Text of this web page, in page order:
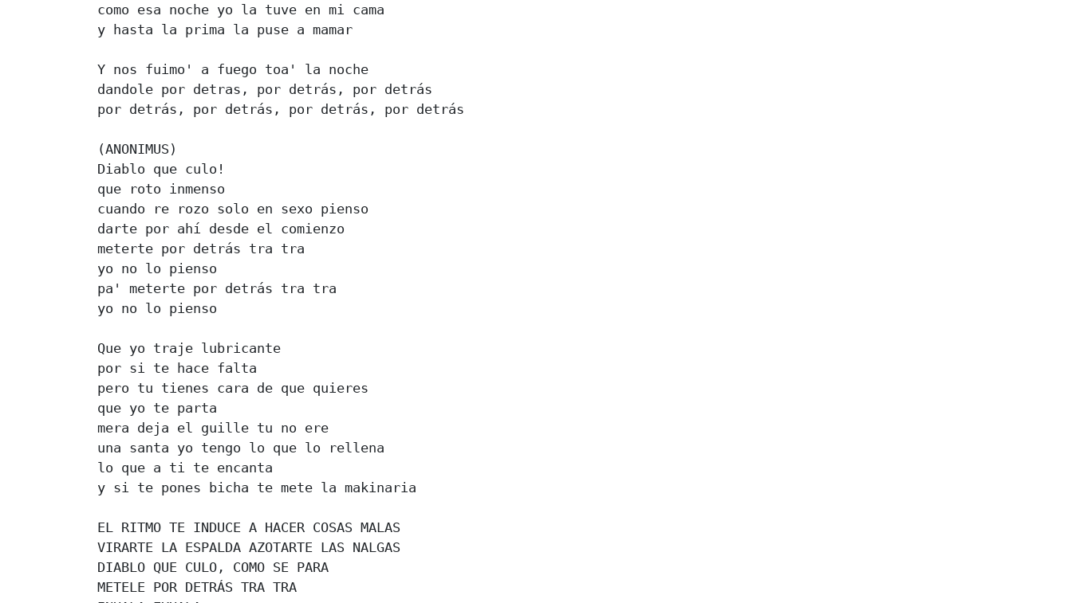
como esa noche yo la tuve en mi cama
y hasta la prima la puse a mamar
Y nos fuimo' a fuego toa' la noche
dandole por detras, por detrás, por detrás
por detrás, por detrás, por detrás, por detrás
(ANONIMUS)
Diablo que culo!
que roto inmenso
cuando re rozo solo en sexo pienso
darte por ahí desde el comienzo
meterte por detrás tra tra
yo no lo pienso
pa' meterte por detrás tra tra
yo no lo pienso
Que yo traje lubricante
por si te hace falta
pero tu tienes cara de que quieres
que yo te parta
mera deja el guille tu no ere
una santa yo tengo lo que lo rellena
lo que a ti te encanta
y si te pones bicha te mete la makinaria
EL RITMO TE INDUCE A HACER COSAS MALAS
VIRARTE LA ESPALDA AZOTARTE LAS NALGAS
DIABLO QUE CULO, COMO SE PARA
METELE POR DETRÁS TRA TRA